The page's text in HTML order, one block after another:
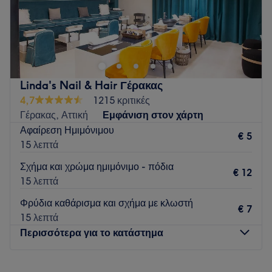
Καλωσήλθατε στο Female Future & Men. Φανταστείτε ένα
κόσμο όπου η ομορφιά γίνεται έμπνευση. Αυτό είναι το
Female Future Beauty Salon. Ένας χώρος αφιερωμένος σε
εσάς και στον πιο εντυπωσιακό εαυτό σας! Αφεθείτε στα
χέρια μίας δημιουργικής ομάδας επαγγελματιών και γνωρίστε
τις πιο εντυπωσιακές υπηρεσίες ομορφιάς από την κορυφή
έως τα νύχια!
Go to venue
Linda's Nail & Hair Γέρακας
4,7
1215 κριτικές
Γέρακας, Αττική
Εμφάνιση στον χάρτη
Αφαίρεση Ημιμόνιμου
15 λεπτά
€ 5
Σχήμα και χρώμα ημιμόνιμο - πόδια
15 λεπτά
€ 12
Φρύδια καθάρισμα και σχήμα με κλωστή
15 λεπτά
€ 7
Περισσότερα για το κατάστημα